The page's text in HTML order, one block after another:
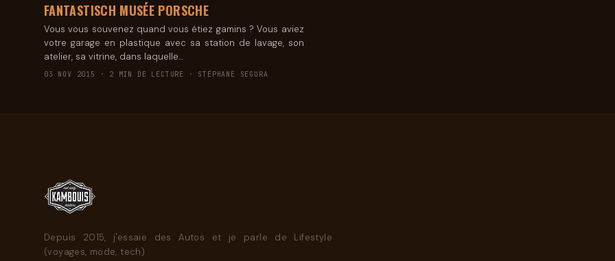
FANTASTISCH MUSÉE PORSCHE
Vous vous souvenez quand vous étiez gamins ? Vous aviez
votre garage en plastique avec sa station de lavage, son
atelier, sa vitrine, dans laquelle…
03 NOV 2015 · 2 MIN DE LECTURE · STÉPHANE SEGURA
Depuis 2015, j'essaie des Autos et je parle de Lifestyle
(voyages, mode, tech)